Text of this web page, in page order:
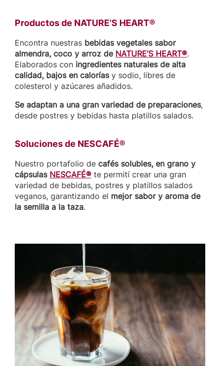
Productos de NATURE’S HEART®
Encontra nuestras bebidas vegetales sabor
almendra, coco y arroz de NATURE’S HEART®.
Elaborados con ingredientes naturales de alta
calidad, bajos en caloríasy sodio, libres de
colesterol y azúcares añadidos.
Se adaptan a una gran variedad de preparaciones,
desde postres y bebidas hasta platillos salados.
Soluciones de NESCAFÉ®
Nuestro portafolio de cafés solubles, en grano y
cápsulas NESCAFÉ® te permití crear una gran
variedad de bebidas, postres y platillos salados
veganos, garantizando el mejor sabor y aroma de
la semilla a la taza.